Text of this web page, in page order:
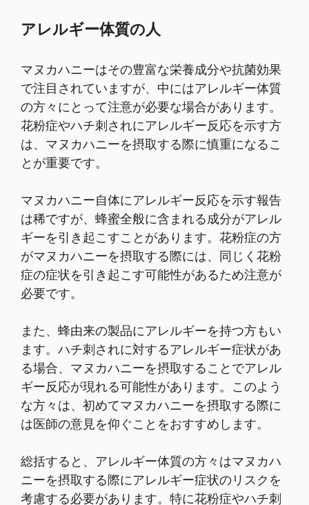
アレルギー体質の人
マヌカハニーはその豊富な栄養成分や抗菌効果
で注目されていますが、中にはアレルギー体質
の方々にとって注意が必要な場合があります。
花粉症やハチ刺されにアレルギー反応を示す方
は、マヌカハニーを摂取する際に慎重になるこ
とが重要です。
マヌカハニー自体にアレルギー反応を示す報告
は稀ですが、蜂蜜全般に含まれる成分がアレル
ギーを引き起こすことがあります。花粉症の方
がマヌカハニーを摂取する際には、同じく花粉
症の症状を引き起こす可能性があるため注意が
必要です。
また、蜂由来の製品にアレルギーを持つ方もい
ます。ハチ刺されに対するアレルギー症状があ
る場合、マヌカハニーを摂取することでアレル
ギー反応が現れる可能性があります。このよう
な方々は、初めてマヌカハニーを摂取する際に
は医師の意見を仰ぐことをおすすめします。
総括すると、アレルギー体質の方々はマヌカハ
ニーを摂取する際にアレルギー症状のリスクを
考慮する必要があります。特に花粉症やハチ刺